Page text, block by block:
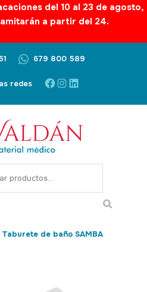
del 10 al 23 de agosto,
a partir del 24.
679 800 589
redes Facebook
Instagram
LinkedIn
Taburete de baño SAMBA